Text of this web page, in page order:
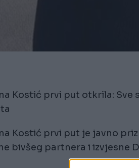
Kostić prvi put otkrila: Sve
Kostić prvi put je javno
bivšeg partnera i izvjesne